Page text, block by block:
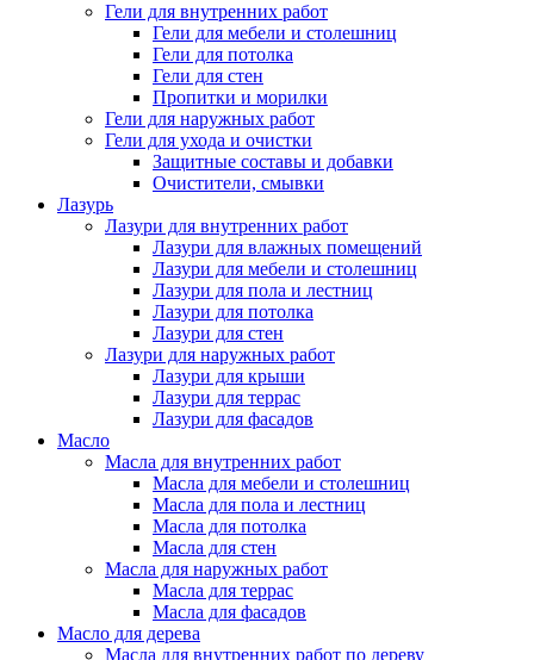
Гели для внутренних работ
Гели для мебели и столешниц
Гели для потолка
Гели для стен
Пропитки и морилки
Гели для наружных работ
Гели для ухода и очистки
Защитные составы и добавки
Очистители, смывки
Лазурь
Лазури для внутренних работ
Лазури для влажных помещений
Лазури для мебели и столешниц
Лазури для пола и лестниц
Лазури для потолка
Лазури для стен
Лазури для наружных работ
Лазури для крыши
Лазури для террас
Лазури для фасадов
Масло
Масла для внутренних работ
Масла для мебели и столешниц
Масла для пола и лестниц
Масла для потолка
Масла для стен
Масла для наружных работ
Масла для террас
Масла для фасадов
Масло для дерева
Масла для внутренних работ по дереву